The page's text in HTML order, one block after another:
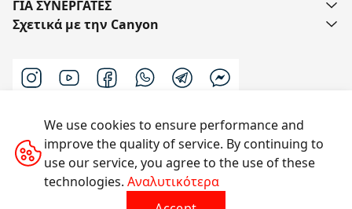
ΓΙΑ ΣΥΝΕΡΓΑΤΕΣ
Σχετικά με την Canyon
Επικοινωνήστε μαζί μας
Με την επιφύλαξη παντός δικαιώματος © 2014-2026
We use cookies to ensure performance and
improve the quality of service. By continuing to
use our service, you agree to the use of these
technologies. Αναλυτικότερα